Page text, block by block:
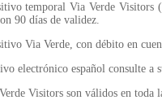
temporal Via Verde Visitors
90 días de validez.
Via Verde, con débito en
electrónico español consulte
Visitors son válidos en toda